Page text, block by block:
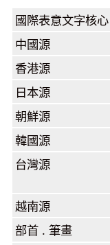
國際表意文字核心
中國源
香港源
日本源
朝鮮源
韓國源
台灣源
越南源
部首 . 筆畫